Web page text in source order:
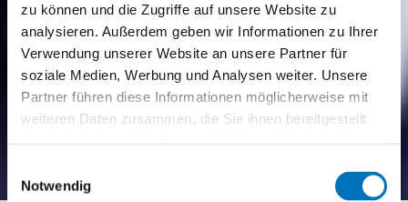
zu können und die Zugriffe auf unsere Website zu
analysieren. Außerdem geben wir Informationen zu Ihrer
Verwendung unserer Website an unsere Partner für
soziale Medien, Werbung und Analysen weiter. Unsere
Partner führen diese Informationen möglicherweise mit
weiteren Daten zusammen, die Sie ihnen bereitgestellt
Notwendig
Produktions­leiter/in
Praxisnahe Weiterbildung mit Vorbereitung